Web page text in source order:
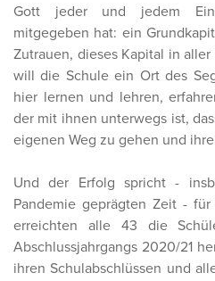
Gott jeder und jedem
mitgegeben hat: ein
Zutrauen, dieses Kapital in
will die Schule ein Ort des
hier lernen und lehren,
der mit ihnen unterwegs ist,
eigenen Weg zu gehen und
Und der Erfolg spricht -
Pandemie geprägten Zeit -
erreichten alle 43 die
Abschlussjahrgangs 2020/21
ihren Schulabschlüssen und